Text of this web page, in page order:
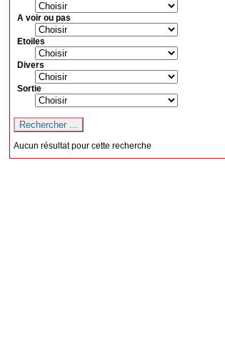
A voir ou pas
Etoiles
Divers
Sortie
Aucun résultat pour cette recherche